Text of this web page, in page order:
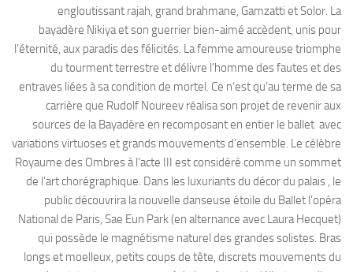
engloutissant rajah, grand brahmane, Gamzatti et Solor. La
bayadère Nikiya et son guerrier bien-aimé accèdent, unis pour
l’éternité, aux paradis des félicités. La femme amoureuse triomphe
du tourment terrestre et délivre l’homme des fautes et des
entraves liées à sa condition de mortel. Ce n‘est qu’au terme de sa
carrière que Rudolf Noureev réalisa son projet de revenir aux
sources de la Bayadère en recomposant en entier le ballet avec
variations virtuoses et grands mouvements d’ensemble. Le célèbre
Royaume des Ombres à l’acte III est considéré comme un sommet
de l’art chorégraphique. Dans les luxuriants du décor du palais , le
public découvrira la nouvelle danseuse étoile du Ballet l’opéra
National de Paris, Sae Eun Park (en alternance avec Laura Hecquet)
qui possède le magnétisme naturel des grandes solistes. Bras
longs et moelleux, petits coups de tête, discrets mouvements du